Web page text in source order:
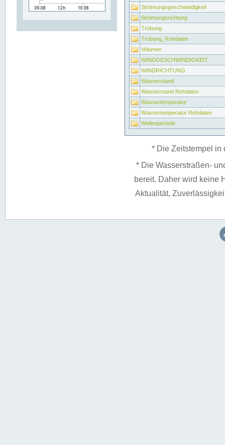
Strömungsgeschwindigkeit
Strömungsrichtung
Trübung
Trübung_Rohdaten
Volumen
WINDGESCHWINDIGKEIT
WINDRICHTUNG
Wasserstand
Wasserstand Rohdaten
Wassertemperatur
Wassertemperatur Rohdaten
Wellenperiode
* Die Zeitstempel in
* Die Wasserstraßen-
bereit. Daher wird keine
Aktualität,